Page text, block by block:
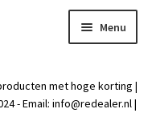
Menu
met hoge korting |
- Email: info@redealer.nl|